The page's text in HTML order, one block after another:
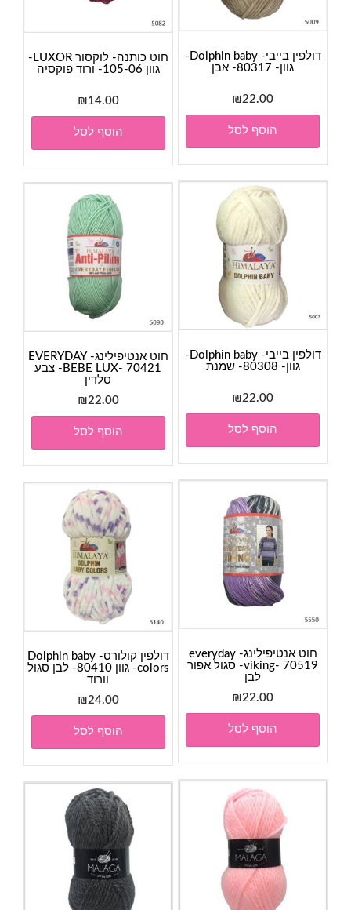
דולפין בייבי- Dolphin baby-
גוון- 80317- אבן
₪22.00
הוסף לסל
חוט כותנה- לוקסור LUXOR-
גוון 105-06- ורוד פוקסיה
₪14.00
הוסף לסל
דולפין בייבי- Dolphin baby-
גוון- 80308- שמנת
₪22.00
הוסף לסל
חוט אנטיפילינג- EVERYDAY
BEBE LUX- 70421- צבע
סלדין
₪22.00
הוסף לסל
חוט אנטיפילינג- everyday
viking- 70519- סגול אפור
לבן
₪22.00
הוסף לסל
דולפין קולורס- Dolphin baby
colors- גוון 80410- לבן סגול
וורוד
₪24.00
הוסף לסל